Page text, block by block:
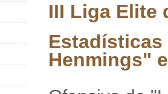
III Liga Elite
Henmings"